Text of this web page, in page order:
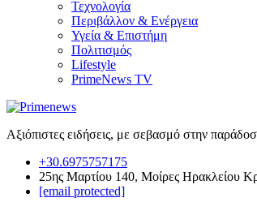
Τεχνολογία
Περιβάλλον & Ενέργεια
Υγεία & Επιστήμη
Πολιτισμός
Lifestyle
PrimeNews TV
Αξιόπιστες ειδήσεις, με σεβασμό στην
+30.6975757175
25ης Μαρτίου 140, Μοίρες Ηρακλείου
[email protected]